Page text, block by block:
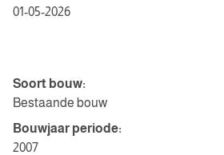
01-05-2026
Soort bouw:
Bestaande bouw
Bouwjaar periode:
2007